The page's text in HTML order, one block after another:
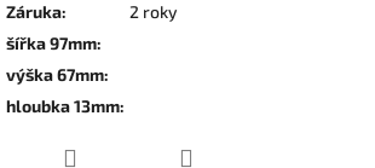
Záruka:
2 roky
šířka 97mm:
výška 67mm:
hloubka 13mm: